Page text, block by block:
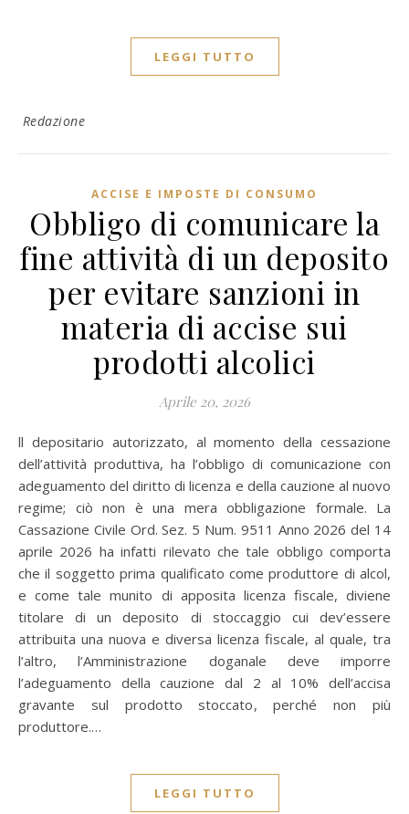
LEGGI TUTTO
Redazione
ACCISE E IMPOSTE DI CONSUMO
Obbligo di comunicare la
fine attività di un deposito
per evitare sanzioni in
materia di accise sui
prodotti alcolici
Aprile 20, 2026
ll depositario autorizzato, al momento della cessazione
dell’attività produttiva, ha l’obbligo di comunicazione con
adeguamento del diritto di licenza e della cauzione al nuovo
regime; ciò non è una mera obbligazione formale. La
Cassazione Civile Ord. Sez. 5 Num. 9511 Anno 2026 del 14
aprile 2026 ha infatti rilevato che tale obbligo comporta
che il soggetto prima qualificato come produttore di alcol,
e come tale munito di apposita licenza fiscale, diviene
titolare di un deposito di stoccaggio cui dev’essere
attribuita una nuova e diversa licenza fiscale, al quale, tra
l’altro, l’Amministrazione doganale deve imporre
l’adeguamento della cauzione dal 2 al 10% dell’accisa
gravante sul prodotto stoccato, perché non più
produttore.…
LEGGI TUTTO